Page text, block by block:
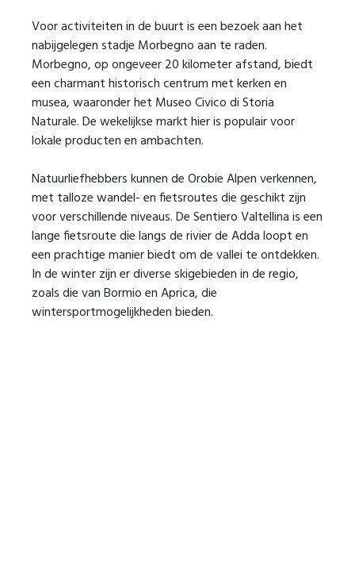
Voor activiteiten in de buurt is een bezoek aan het
nabijgelegen stadje Morbegno aan te raden.
Morbegno, op ongeveer 20 kilometer afstand, biedt
een charmant historisch centrum met kerken en
musea, waaronder het Museo Civico di Storia
Naturale. De wekelijkse markt hier is populair voor
lokale producten en ambachten.
Natuurliefhebbers kunnen de Orobie Alpen verkennen,
met talloze wandel- en fietsroutes die geschikt zijn
voor verschillende niveaus. De Sentiero Valtellina is een
lange fietsroute die langs de rivier de Adda loopt en
een prachtige manier biedt om de vallei te ontdekken.
In de winter zijn er diverse skigebieden in de regio,
zoals die van Bormio en Aprica, die
wintersportmogelijkheden bieden.